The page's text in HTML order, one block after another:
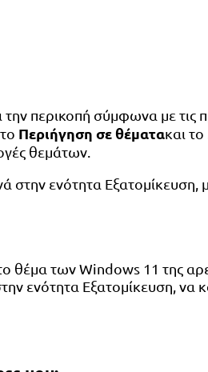
περικοπή σύμφωνα με τις
Περιήγηση σε θέματακαι
θεμάτων.
ενότητα Εξατομίκευση,
θέμα των Windows 11 της
ενότητα Εξατομίκευση, να